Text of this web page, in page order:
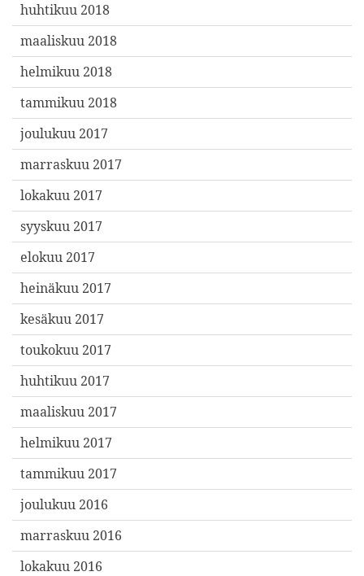
huhtikuu 2018
maaliskuu 2018
helmikuu 2018
tammikuu 2018
joulukuu 2017
marraskuu 2017
lokakuu 2017
syyskuu 2017
elokuu 2017
heinäkuu 2017
kesäkuu 2017
toukokuu 2017
huhtikuu 2017
maaliskuu 2017
helmikuu 2017
tammikuu 2017
joulukuu 2016
marraskuu 2016
lokakuu 2016